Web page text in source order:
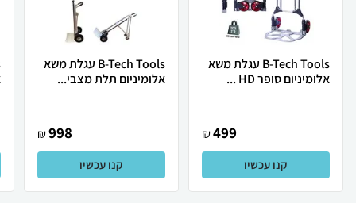
B-Tech Tools עגלת משא
אלומיניום סופר HD ...
499
₪
קנו עכשיו
B-Tech Tools עגלת משא
אלומיניום תלת מצבי...
998
₪
קנו עכשיו